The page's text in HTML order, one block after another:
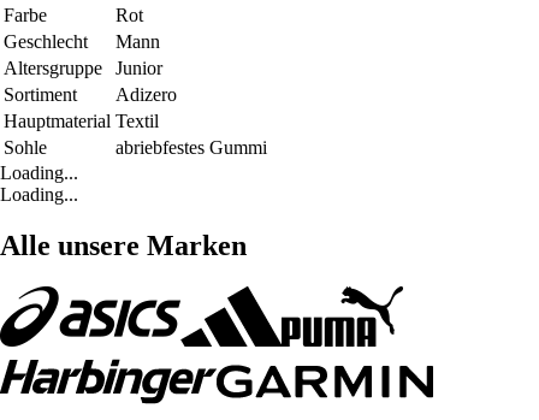
Farbe
Rot
Geschlecht
Mann
Altersgruppe
Junior
Sortiment
Adizero
Hauptmaterial Textil
Sohle
abriebfestes Gummi
Loading...
Loading...
Alle unsere Marken